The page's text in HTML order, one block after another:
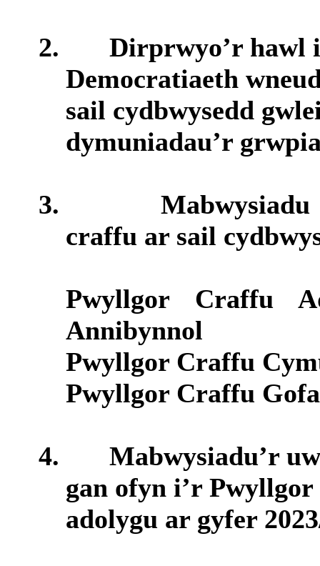
2. Dirprwyo’r hawl
Democratiaeth
sail cydbwysedd
dymuniadau’r
3.
craffu ar sail
Pwyllgor Craffu
Annibynnol
Pwyllgor Craffu
Pwyllgor Craffu
4.
Mabwysiadu’r
gan ofyn i’r
adolygu ar gyfer